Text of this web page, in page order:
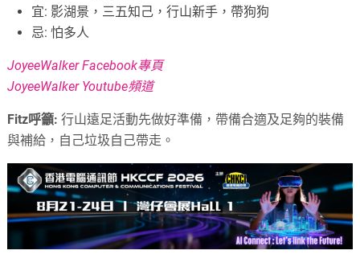
宜: 影湖景，三五知己，行山新手，帶狗狗
忌: 怕多人
JoyeeWalker Facebook專頁
JoyeeWalker Youtube頻道
Fitz呼籲: 行山遠足活動先做好準備，帶備合適及足夠的裝備
與補給，自己垃圾自己帶走。